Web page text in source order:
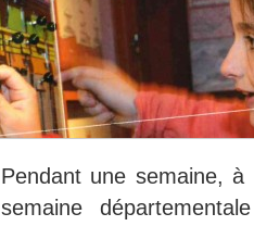
Pendant une semaine, à
semaine